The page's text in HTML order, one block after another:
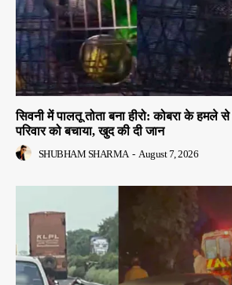
सिवनी में पालतू तोता बना हीरो: कोबरा के हमले
परिवार को बचाया, खुद की दी जान
SHUBHAM SHARMA - August 7, 2026